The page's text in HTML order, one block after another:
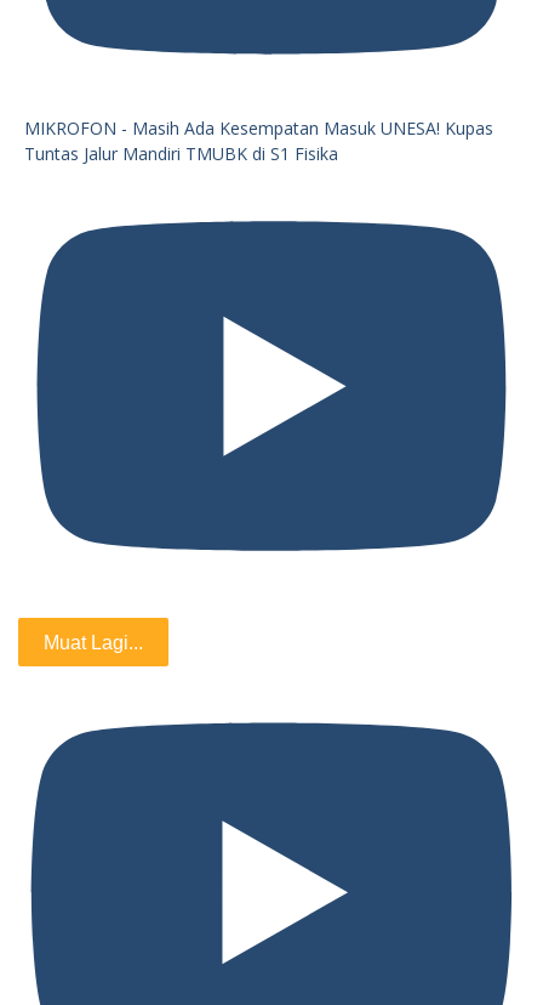
MIKROFON - Masih Ada Kesempatan Masuk UNESA! Kupas
Tuntas Jalur Mandiri TMUBK di S1 Fisika
Muat Lagi...